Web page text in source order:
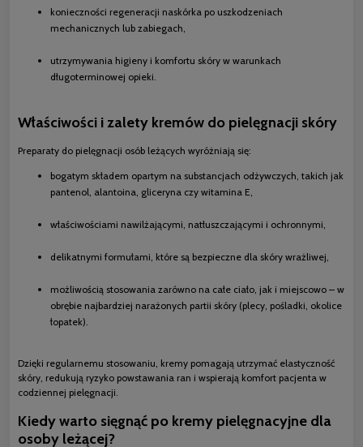
konieczności regeneracji naskórka po uszkodzeniach
mechanicznych lub zabiegach,
utrzymywania higieny i komfortu skóry w warunkach
długoterminowej opieki.
Właściwości i zalety kremów do pielęgnacji skóry
Preparaty do pielęgnacji osób leżących wyróżniają się:
bogatym składem opartym na substancjach odżywczych, takich jak
pantenol, alantoina, gliceryna czy witamina E,
właściwościami nawilżającymi, natłuszczającymi i ochronnymi,
delikatnymi formułami, które są bezpieczne dla skóry wrażliwej,
możliwością stosowania zarówno na całe ciało, jak i miejscowo – w
obrębie najbardziej narażonych partii skóry (plecy, pośladki, okolice
łopatek).
Dzięki regularnemu stosowaniu, kremy pomagają utrzymać elastyczność
skóry, redukują ryzyko powstawania ran i wspierają komfort pacjenta w
codziennej pielęgnacji.
Kiedy warto sięgnąć po kremy pielęgnacyjne dla
osoby leżącej?